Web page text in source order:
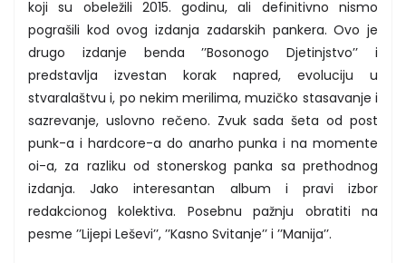
koji su obeležili 2015. godinu, ali definitivno nismo
pograšili kod ovog izdanja zadarskih pankera. Ovo je
drugo izdanje benda ’’Bosonogo Djetinjstvo’’ i
predstavlja izvestan korak napred, evoluciju u
stvaralaštvu i, po nekim merilima, muzičko stasavanje i
sazrevanje, uslovno rečeno. Zvuk sada šeta od post
punk-a i hardcore-a do anarho punka i na momente
oi-a, za razliku od stonerskog panka sa prethodnog
izdanja. Jako interesantan album i pravi izbor
redakcionog kolektiva. Posebnu pažnju obratiti na
pesme ’’Lijepi Leševi’’, ’’Kasno Svitanje’’ i ’’Manija’’.